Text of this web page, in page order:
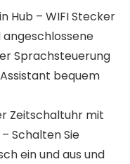
Hub – WIFI Stecker
angeschlossene
Sprachsteuerung
bequem
Zeitschaltuhr mit
Schalten Sie
ein und aus und